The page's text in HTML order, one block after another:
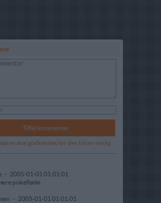
skal godkendes før den bliver synlig
- 2005-01-01 01:01:01
piskefløde
- 2005-01-01 01:01:01